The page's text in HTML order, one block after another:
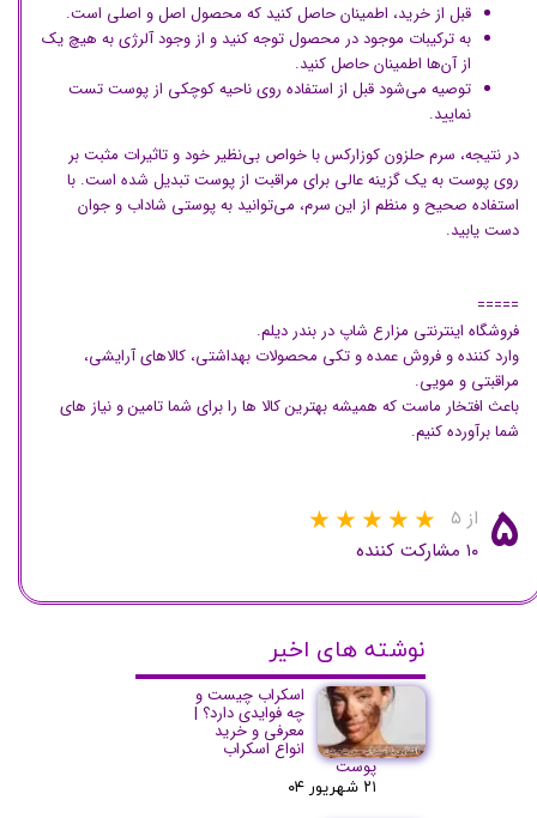
قبل از خرید، اطمینان حاصل کنید که محصول اصل و اصلی است.
به ترکیبات موجود در محصول توجه کنید و از وجود آلرژی به هیچ یک
از آن‌ها اطمینان حاصل کنید.
توصیه می‌شود قبل از استفاده روی ناحیه کوچکی از پوست تست
نمایید.
در نتیجه، سرم حلزون کوزارکس با خواص بی‌نظیر خود و تاثیرات مثبت بر
روی پوست به یک گزینه عالی برای مراقبت از پوست تبدیل شده است. با
استفاده صحیح و منظم از این سرم، می‌توانید به پوستی شاداب و جوان
دست یابید.
=====
فروشگاه اینترنتی مزارع شاپ در بندر دیلم.
وارد کننده و فروش عمده و تکی محصولات بهداشتی، کالاهای آرایشی،
مراقبتی و مویی.
باعث افتخار ماست که همیشه بهترین کالا ها را برای شما تامین و نیاز های
شما برآورده کنیم.
۵ از ۵
۱۰ مشارکت کننده
نوشته های اخیر
اسکراب چیست و
چه فوایدی دارد؟ |
معرفی و خرید
انواع اسکراب
پوست
۲۱ شهریور ۰۴